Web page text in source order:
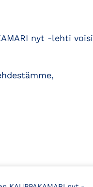
nyt -lehti voisi